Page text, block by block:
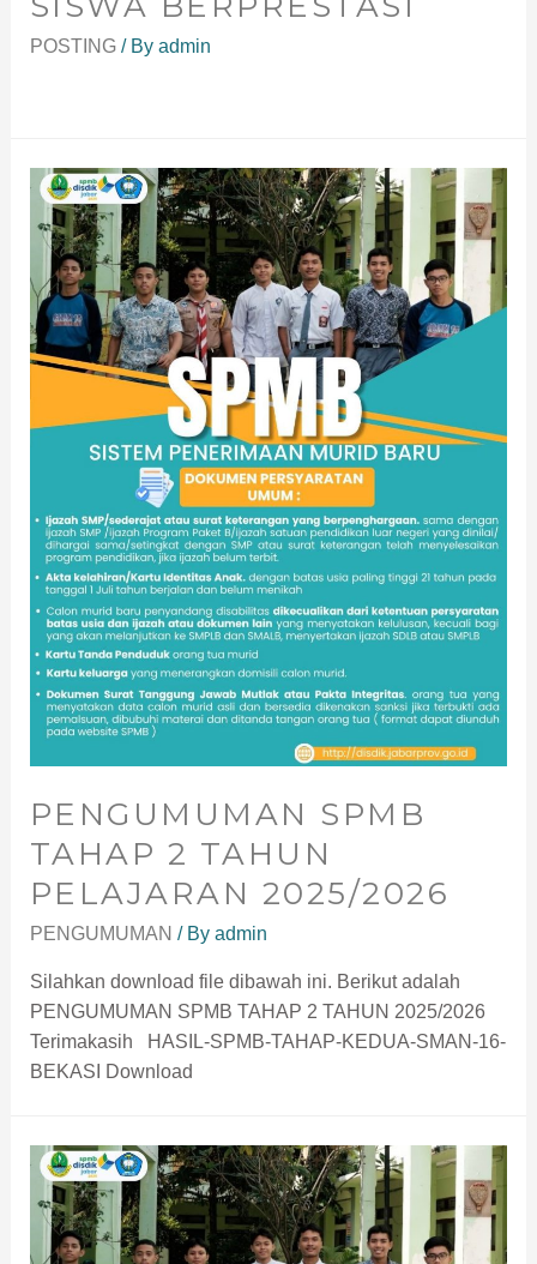
POSTING/ By admin
PENGUMUMAN SPMB
TAHAP 2 TAHUN
PELAJARAN 2025/2026
PENGUMUMAN / By admin
Silahkan download file dibawah ini. Berikut adalah
PENGUMUMAN SPMB TAHAP 2 TAHUN 2025/2026
Terimakasih HASIL-SPMB-TAHAP-KEDUA-SMAN-16-
BEKASI Download